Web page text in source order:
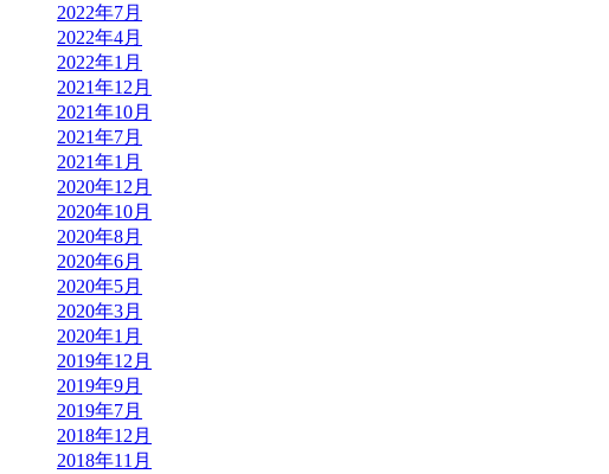
2022年7月
2022年4月
2022年1月
2021年12月
2021年10月
2021年7月
2021年1月
2020年12月
2020年10月
2020年8月
2020年6月
2020年5月
2020年3月
2020年1月
2019年12月
2019年9月
2019年7月
2018年12月
2018年11月